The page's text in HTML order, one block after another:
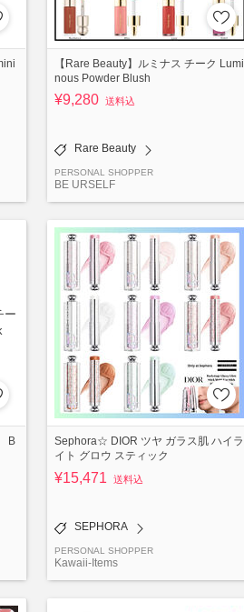
【Rare Beauty】ルミナス チーク Lumi
nous Powder Blush
¥9,280 送料込
Rare Beauty
PERSONAL SHOPPER
BE URSELF
B
Sephora☆ DIOR ツヤ ガラス肌 ハイラ
イト グロウ スティック
¥15,471 送料込
SEPHORA
PERSONAL SHOPPER
Kawaii-Items